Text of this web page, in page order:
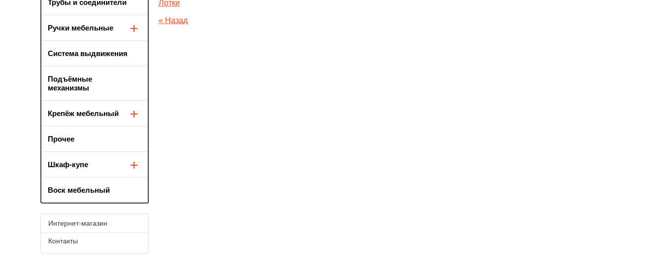
Лотки
« Назад
Трубы и соединители
Ручки мебельные
Система выдвижения
Подъёмные
механизмы
Крепёж мебельный
Прочее
Шкаф-купе
Воск мебельный
Интернет-магазин
Контакты